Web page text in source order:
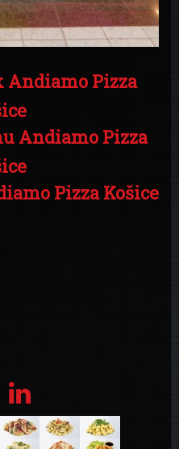
Pizza
Andiamo Pizza
Pizza Košice